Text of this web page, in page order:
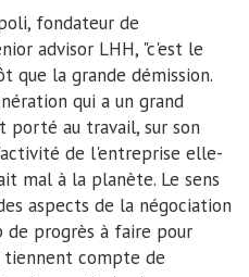
fondateur de
advisor LHH, "c'est le
que la grande démission.
qui a un grand
au travail, sur son
de l'entreprise elle-
mal à la planète. Le sens
aspects de la négociation
progrès à faire pour
compte de